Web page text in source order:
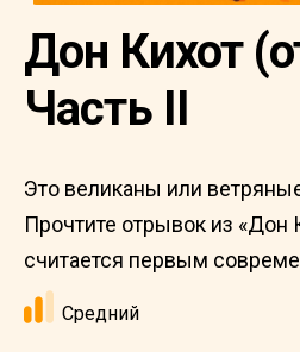
Дон Кихот
Часть II
Это великаны или
Прочтите отрывок из «Дон
считается первым
Средний